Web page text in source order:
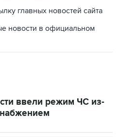
новости в официальном